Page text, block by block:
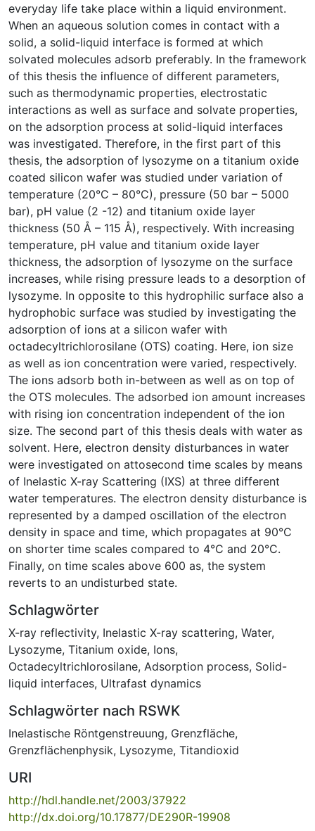
everyday life take place within a liquid environment.
When an aqueous solution comes in contact with a
solid, a solid-liquid interface is formed at which
solvated molecules adsorb preferably. In the framework
of this thesis the influence of different parameters,
such as thermodynamic properties, electrostatic
interactions as well as surface and solvate properties,
on the adsorption process at solid-liquid interfaces
was investigated. Therefore, in the first part of this
thesis, the adsorption of lysozyme on a titanium oxide
coated silicon wafer was studied under variation of
temperature (20°C – 80°C), pressure (50 bar – 5000
bar), pH value (2 -12) and titanium oxide layer
thickness (50 Å – 115 Å), respectively. With increasing
temperature, pH value and titanium oxide layer
thickness, the adsorption of lysozyme on the surface
increases, while rising pressure leads to a desorption of
lysozyme. In opposite to this hydrophilic surface also a
hydrophobic surface was studied by investigating the
adsorption of ions at a silicon wafer with
octadecyltrichlorosilane (OTS) coating. Here, ion size
as well as ion concentration were varied, respectively.
The ions adsorb both in-between as well as on top of
the OTS molecules. The adsorbed ion amount increases
with rising ion concentration independent of the ion
size. The second part of this thesis deals with water as
solvent. Here, electron density disturbances in water
were investigated on attosecond time scales by means
of Inelastic X-ray Scattering (IXS) at three different
water temperatures. The electron density disturbance is
represented by a damped oscillation of the electron
density in space and time, which propagates at 90°C
on shorter time scales compared to 4°C and 20°C.
Finally, on time scales above 600 as, the system
reverts to an undisturbed state.
Schlagwörter
X-ray reflectivity, Inelastic X-ray scattering, Water,
Lysozyme, Titanium oxide, Ions,
Octadecyltrichlorosilane, Adsorption process, Solid-
liquid interfaces, Ultrafast dynamics
Schlagwörter nach RSWK
Inelastische Röntgenstreuung, Grenzfläche,
Grenzflächenphysik, Lysozyme, Titandioxid
URI
http://hdl.handle.net/2003/37922
http://dx.doi.org/10.17877/DE290R-19908